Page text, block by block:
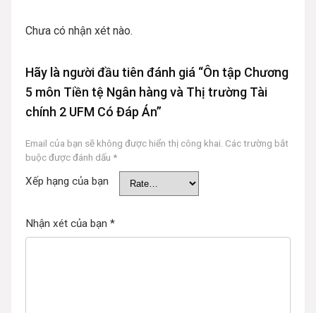
Chưa có nhận xét nào.
Hãy là người đầu tiên đánh giá “Ôn tập Chương
5 môn Tiền tệ Ngân hàng và Thị trường Tài
chính 2 UFM Có Đáp Án”
Email của bạn sẽ không được hiển thị công khai. Các trường bắt
buộc được đánh dấu *
Xếp hạng của bạn
Nhận xét của bạn *